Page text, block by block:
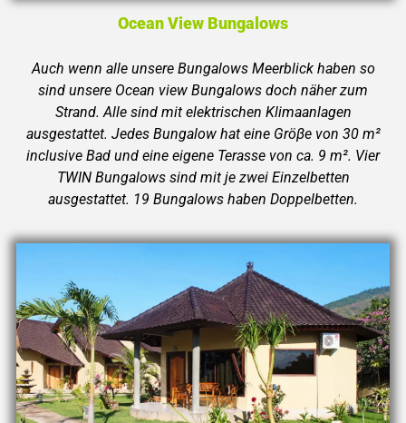
Ocean View Bungalows
Auch wenn alle unsere Bungalows Meerblick haben so
sind unsere Ocean view Bungalows doch näher zum
Strand. Alle sind mit elektrischen Klimaanlagen
ausgestattet. Jedes Bungalow hat eine Gröβe von 30 m²
inclusive Bad und eine eigene Terasse von ca. 9 m². Vier
TWIN Bungalows sind mit je zwei Einzelbetten
ausgestattet. 19 Bungalows haben Doppelbetten.